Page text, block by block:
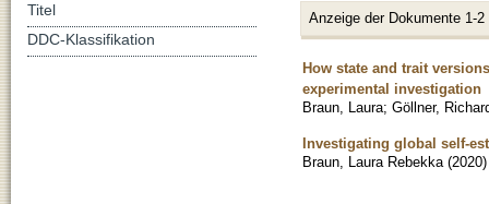
Anzeige der Dokumente 1-2
How state and trait
experimental investigation
Braun, Laura; Göllner,
Investigating global self-
Braun, Laura Rebekka (2020)
Titel
DDC-Klassifikation